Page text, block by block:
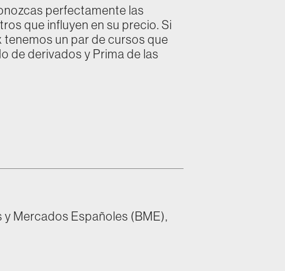
perfectamente las
que influyen en su precio. Si
un par de cursos que
de derivados y Prima de las
Mercados Españoles (BME),